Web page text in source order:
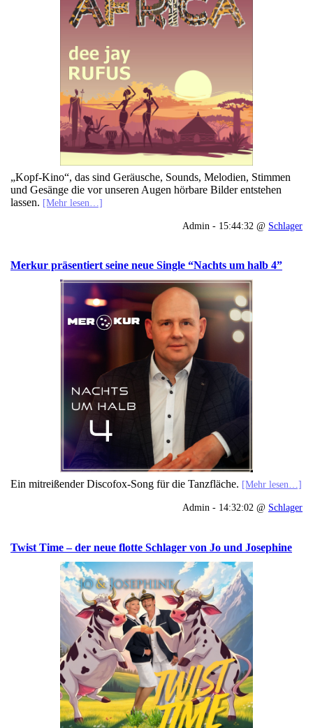
„Kopf-Kino“, das sind Geräusche, Sounds, Melodien, Stimmen
und Gesänge die vor unseren Augen hörbare Bilder entstehen
lassen. [Mehr lesen…]
Admin - 15:44:32 @ Schlager
Merkur präsentiert seine neue Single “Nachts um halb 4”
Ein mitreißender Discofox-Song für die Tanzfläche. [Mehr lesen…]
Admin - 14:32:02 @ Schlager
Twist Time – der neue flotte Schlager von Jo und Josephine